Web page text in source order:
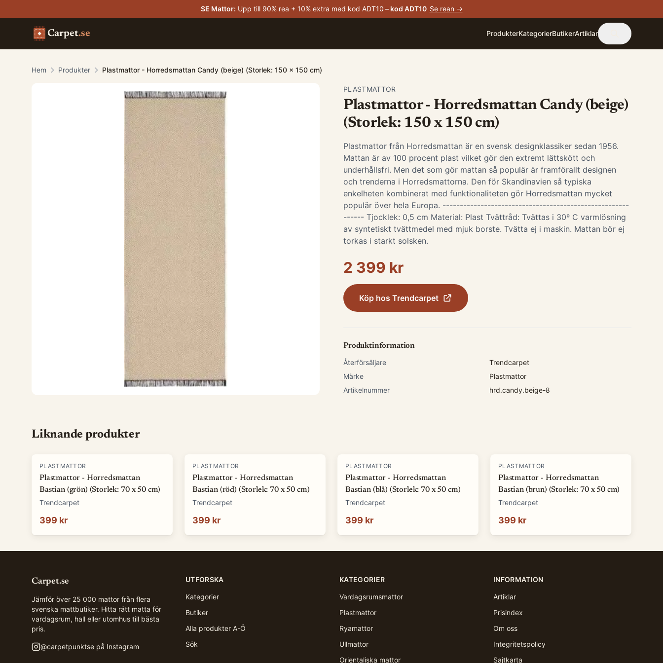
SE Mattor: Upp till 90% rea + 10% extra med kod ADT10 – kod ADT10 Se rean →
Carpet.se ProdukterKategorierButikerArtiklar
Hem Produkter Plastmattor - Horredsmattan Candy (beige) (Storlek: 150 x 150 cm)
PLASTMATTOR
Plastmattor - Horredsmattan Candy (beige)
(Storlek: 150 x 150 cm)
Plastmattor från Horredsmattan är en svensk designklassiker sedan 1956.
Mattan är av 100 procent plast vilket gör den extremt lättskött och
underhållsfri. Men det som gör mattan så populär är framförallt designen
och trenderna i Horredsmattorna. Den för Skandinavien så typiska
enkelheten kombinerat med funktionaliteten gör Horredsmattan mycket
populär över hela Europa. ------------------------------------------------------
------ Tjocklek: 0,5 cm Material: Plast Tvättråd: Tvättas i 30º C varmlösning
av syntetiskt tvättmedel med mjuk borste. Tvätta ej i maskin. Mattan bör ej
torkas i starkt solsken.
2 399 kr
Köp hos Trendcarpet
Produktinformation
Återförsäljare
Trendcarpet
Märke
Plastmattor
Artikelnummer
hrd.candy.beige-8
Liknande produkter
PLASTMATTOR
Plastmattor - Horredsmattan
Bastian (grön) (Storlek: 70 x 50 cm)
Trendcarpet
399 kr
PLASTMATTOR
Plastmattor - Horredsmattan
Bastian (röd) (Storlek: 70 x 50 cm)
Trendcarpet
399 kr
PLASTMATTOR
Plastmattor - Horredsmattan
Bastian (blå) (Storlek: 70 x 50 cm)
Trendcarpet
399 kr
PLASTMATTOR
Plastmattor - Horredsmattan
Bastian (brun) (Storlek: 70 x 50 cm)
Trendcarpet
399 kr
Carpet.se
Jämför över 25 000 mattor från flera
svenska mattbutiker. Hitta rätt matta för
vardagsrum, hall eller utomhus till bästa
pris.
@carpetpunktse på Instagram
UTFORSKA
Kategorier
Butiker
Alla produkter A-Ö
Sök
KATEGORIER
Vardagsrumsmattor
Plastmattor
Ryamattor
Ullmattor
Orientaliska mattor
INFORMATION
Artiklar
Prisindex
Om oss
Integritetspolicy
Sajtkarta